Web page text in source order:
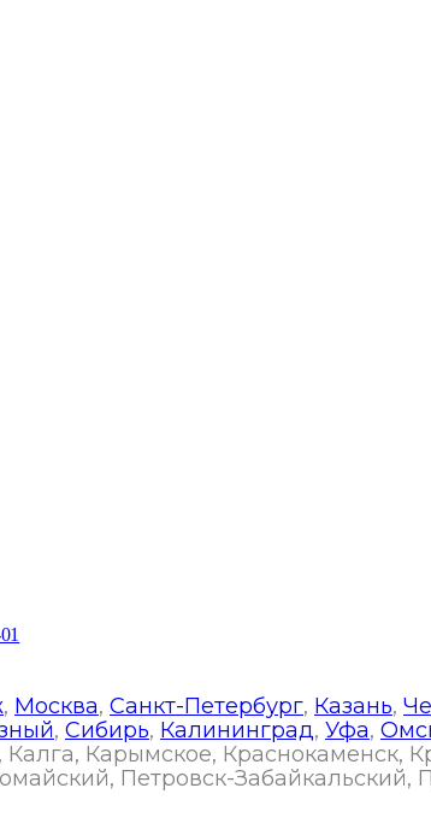
, Москва, Санкт-Петербург, Казань,
, Сибирь, Калининград, Уфа,
Калга, Карымское,
Петровск-Забайкальский,